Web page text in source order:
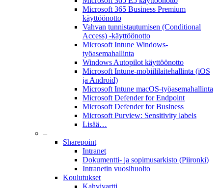
Microsoft 365 Business Premium
käyttöönotto
Vahvan tunnistautumisen (Conditional
Access) -käyttöönotto
Microsoft Intune Windows-
työasemahallinta
Windows Autopilot käyttöönotto
Microsoft Intune-mobiililaitehallinta (iOS
ja Android)
Microsoft Intune macOS-työasemahallinta
Microsoft Defender for Endpoint
Microsoft Defender for Business
Microsoft Purview: Sensitivity labels
Lisää…
–
Sharepoint
Intranet
Dokumentti- ja sopimusarkisto (Piironki)
Intranetin vuosihuolto
Koulutukset
Kahvivartti